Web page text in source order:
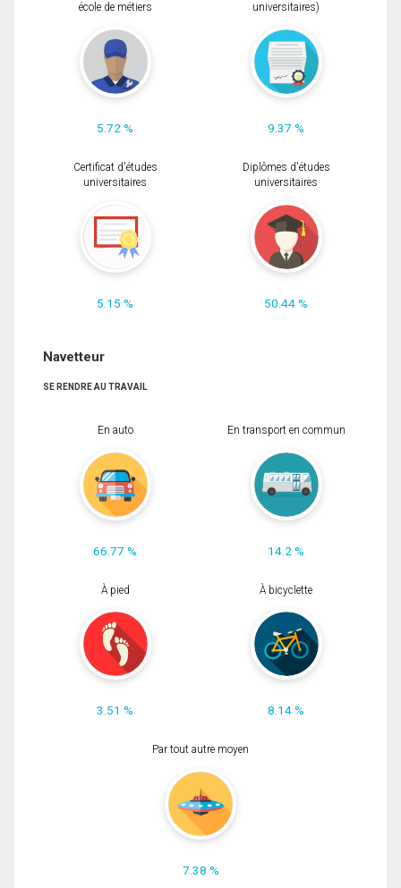
école de métiers
5.72 %
universitaires)
9.37 %
Certificat d'études
universitaires
5.15 %
Diplômes d'études
universitaires
50.44 %
Navetteur
SE RENDRE AU TRAVAIL
En auto
66.77 %
En transport en commun
14.2 %
À pied
3.51 %
À bicyclette
8.14 %
Par tout autre moyen
7.38 %